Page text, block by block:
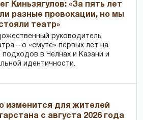
Киньзягулов: «За пять лет
разные провокации, но мы
театр»
руководитель
– о «смуте» первых лет на
в Челнах и Казани и
идентичности.
изменится для жителей
с августа 2026 года